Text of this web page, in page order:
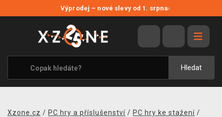
Výprodej – nové slevy od 1. srpna›
Hledat
VÝPRODEJ
VIDEOHRY
XZONE ORIGINALS
TÉMATIKY
Xzone.cz / PC hry a příslušenství / PC hry ke stažení /